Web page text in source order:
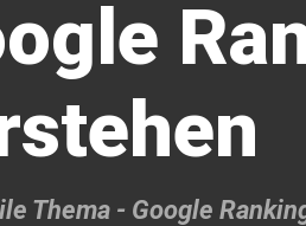
Thema - Google